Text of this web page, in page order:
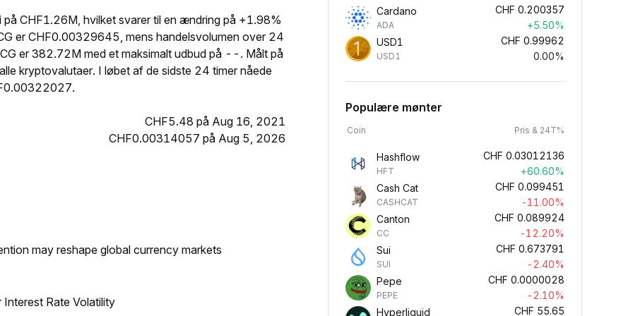
CHF1.26M, hvilket svarer til en ændring på +1.98%
er CHF0.00329645, mens handelsvolumen over 24
er 382.72M med et maksimalt udbud på --. Målt på
kryptovalutaer. I løbet af de sidste 24 timer nåede
CHF5.48 på Aug 16, 2021
CHF0.00314057 på Aug 5, 2026
may reshape global currency markets
Interest Rate Volatility
Cardano
ADA
CHF 0.200357
+5.50%
USD1
USD1
CHF 0.99962
0.00%
Populære mønter
Coin Pris & 24T%
Hashflow
HFT
CHF 0.03012136
+60.60%
Cash Cat
CASHCAT
CHF 0.099451
-11.00%
Canton
CC
CHF 0.089924
-12.20%
Sui
SUI
CHF 0.673791
-2.40%
Pepe
PEPE
CHF 0.0000028
-2.10%
Hyperliquid
CHF 55.65